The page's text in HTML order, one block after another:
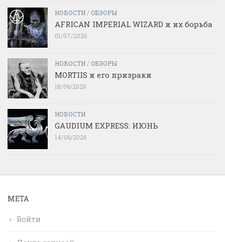
НОВОСТИ/ ОБЗОРЫ
AFRICAN IMPERIAL WIZARD и их борьба
01/07/2026
НОВОСТИ/ ОБЗОРЫ
MORTIIS и его призраки
18/06/2026
НОВОСТИ
GAUDIUM EXPRESS: ИЮНЬ
14/06/2026
МЕТА
Войти